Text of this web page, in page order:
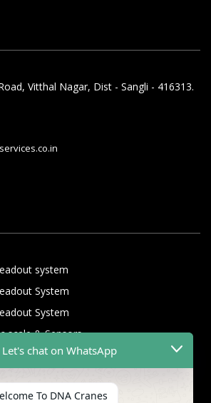
Vitthal Nagar, Dist - Sangli - 416313.
system
System
System
scale & Sensors
Let's chat on WhatsApp
To DNA Cranes